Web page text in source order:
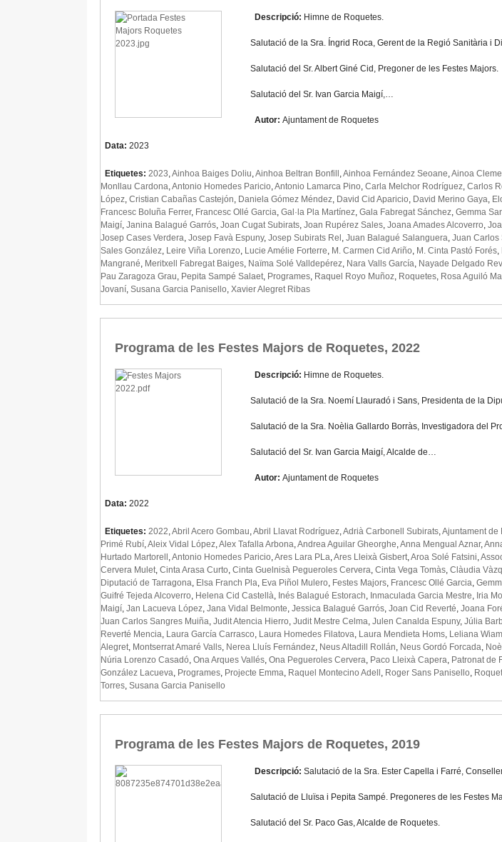
Descripció: Himne de Roquetes.
Salutació de la Sra. Íngrid Roca, Gerent de la Regió Sanitària i
Salutació del Sr. Albert Giné Cid, Pregoner de les Festes Majors.
Salutació del Sr. Ivan Garcia Maigí,…
Autor: Ajuntament de Roquetes
Data: 2023
Etiquetes: 2023,Ainhoa Baiges Doliu,Ainhoa Beltran Bonfill ,Ainhoa Fernández Seoane,Ainoa
Monllau Cardona,Antonio Homedes Paricio,Antonio Lamarca Pino, Carla Melchor Rodríguez, Carlos
López, Cristian Cabañas Castejón, Daniela Gómez Méndez, David Cid Aparicio, David Merino Gaya,
Francesc Boluña Ferrer, Francesc Ollé Garcia, Gal·la Pla Martínez, Gala Fabregat Sánchez, Gemma
Maigí, Janina Balagué Garrós, Joan Cugat Subirats, Joan Rupérez Sales, Joana Amades Alcoverro,
Josep Cases Verdera, Josep Favà Espuny, Josep Subirats Rel , Juan Balagué Salanguera, Juan Carlos
Sales González, Leire Viña Lorenzo, Lucie Amélie Forterre, M. Carmen Cid Ariño, M. Cinta Pastó Forés,
Mangrané, Meritxell Fabregat Baiges, Naïma Solé Valldepérez, Nara Valls García, Nayade Delgado
Pau Zaragoza Grau, Pepita Sampé Salaet, Programes, Raquel Royo Muñoz, Roquetes, Rosa Aguiló
Jovaní, Susana Garcia Panisello, Xavier Alegret Ribas
Programa de les Festes Majors de Roquetes, 2022
Descripció: Himne de Roquetes.
Salutació de la Sra. Noemí Llauradó i Sans, Presidenta de la
Salutació de la Sra. Noèlia Gallardo Borràs, Investigadora del
Salutació del Sr. Ivan Garcia Maigí, Alcalde de…
Autor: Ajuntament de Roquetes
Data: 2022
Etiquetes: 2022,Abril Acero Gombau,Abril Llavat Rodríguez,Adrià Carbonell Subirats,Ajuntament de
Primé Rubí,Aleix Vidal López,Alex Tafalla Arbona,Andrea Aguilar Gheorghe,Anna Mengual Aznar,
Hurtado Martorell ,Antonio Homedes Paricio,Ares Lara PLa,Ares Lleixà Gisbert,Aroa Solé Fatsini,
Cervera Mulet, Cinta Arasa Curto, Cinta Guelnisà Pegueroles Cervera, Cinta Vega Tomàs, Clàudia
Diputació de Tarragona, Elsa Franch Pla, Eva Piñol Mulero, Festes Majors, Francesc Ollé Garcia,
Guifré Tejeda Alcoverro, Helena Cid Castellà, Inés Balagué Estorach, Inmaculada Garcia Mestre, Iria
Maigí, Jan Lacueva López, Jana Vidal Belmonte, Jessica Balagué Garrós, Joan Cid Reverté, Joana
Juan Carlos Sangres Muiña, Judit Atencia Hierro, Judit Mestre Celma, Julen Canalda Espuny, Júlia
Reverté Mencia, Laura García Carrasco, Laura Homedes Filatova, Laura Mendieta Homs, Leliana
Alegret, Montserrat Amaré Valls, Nerea Lluís Fernández, Neus Altadill Rollán, Neus Gordó Forcada,
Núria Lorenzo Casadó, Ona Arques Vallés, Ona Pegueroles Cervera, Paco Lleixà Capera, Patronat de
González Lacueva, Programes, Projecte Emma, Raquel Montecino Adell , Roger Sans Panisello,
Torres, Susana Garcia Panisello
Programa de les Festes Majors de Roquetes, 2019
Descripció: Salutació de la Sra. Ester Capella i Farré,
Salutació de Lluïsa i Pepita Sampé. Pregoneres de les Festes
Salutació del Sr. Paco Gas, Alcalde de Roquetes.